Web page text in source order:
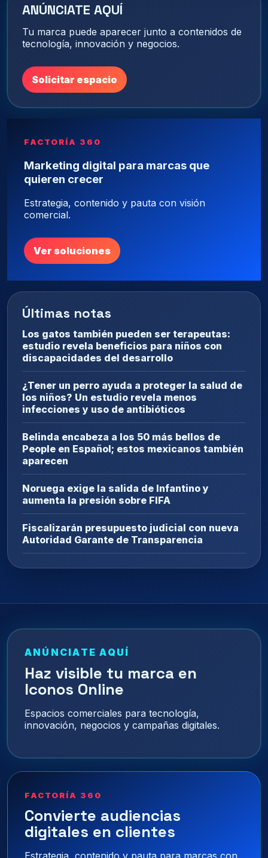
ANÚNCIATE AQUÍ
Tu marca puede aparecer junto a contenidos de
tecnología, innovación y negocios.
Solicitar espacio
FACTORÍA 360
Marketing digital para marcas que
quieren crecer
Estrategia, contenido y pauta con visión
comercial.
Ver soluciones
Últimas notas
Los gatos también pueden ser terapeutas:
estudio revela beneficios para niños con
discapacidades del desarrollo
¿Tener un perro ayuda a proteger la salud de
los niños? Un estudio revela menos
infecciones y uso de antibióticos
Belinda encabeza a los 50 más bellos de
People en Español; estos mexicanos también
aparecen
Noruega exige la salida de Infantino y
aumenta la presión sobre FIFA
Fiscalizarán presupuesto judicial con nueva
Autoridad Garante de Transparencia
ANÚNCIATE AQUÍ
Haz visible tu marca en
Iconos Online
Espacios comerciales para tecnología,
innovación, negocios y campañas digitales.
FACTORÍA 360
Convierte audiencias
digitales en clientes